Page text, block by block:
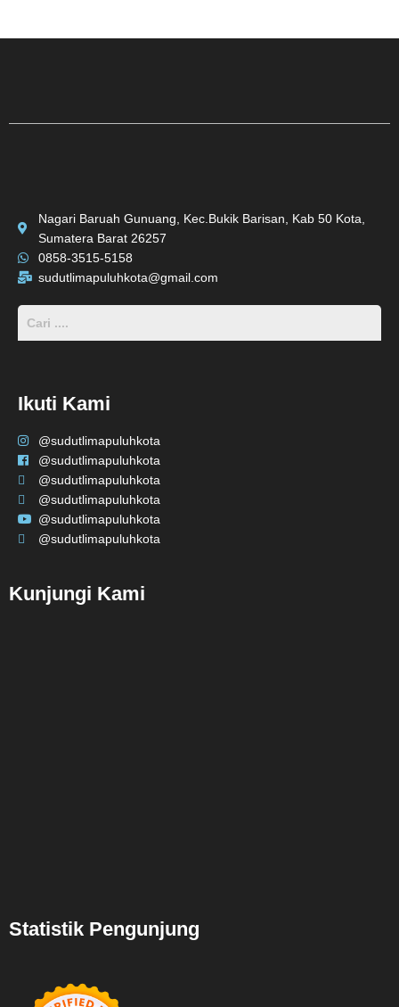
Nagari Baruah Gunuang, Kec.Bukik Barisan, Kab 50 Kota,
Sumatera Barat 26257
0858-3515-5158
sudutlimapuluhkota@gmail.com
Ikuti Kami
@sudutlimapuluhkota
@sudutlimapuluhkota
@sudutlimapuluhkota
@sudutlimapuluhkota
@sudutlimapuluhkota
@sudutlimapuluhkota
Kunjungi Kami
Statistik Pengunjung